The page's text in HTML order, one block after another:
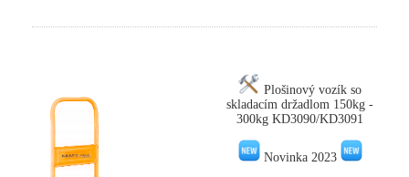
Plošinový vozík so
skladacím držadlom 150kg -
300kg KD3090/KD3091
Novinka 2023